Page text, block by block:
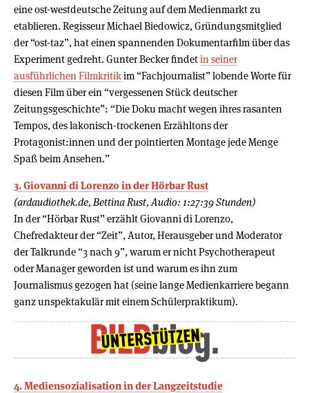
eine ost-westdeutsche Zeitung auf dem Medienmarkt zu
etablieren. Regisseur Michael Biedowicz, Gründungsmitglied
der “ost-taz”, hat einen spannenden Dokumentarfilm über das
Experiment gedreht. Gunter Becker findetin seiner
ausführlichen Filmkritikim “Fachjournalist” lobende Worte für
diesen Film über ein “vergessenen Stück deutscher
Zeitungsgeschichte”: “Die Doku macht wegen ihres rasanten
Tempos, des lakonisch-trockenen Erzähltons der
Protagonist:innen und der pointierten Montage jede Menge
Spaß beim Ansehen.”
3. Giovanni di Lorenzo in der Hörbar Rust
(ardaudiothek.de, Bettina Rust, Audio: 1:27:39 Stunden)
In der “Hörbar Rust” erzählt Giovanni di Lorenzo,
Chefredakteur der “Zeit”, Autor, Herausgeber und Moderator
der Talkrunde “3 nach 9”, warum er nicht Psychotherapeut
oder Manager geworden ist und warum es ihn zum
Journalismus gezogen hat (seine lange Medienkarriere begann
ganz unspektakulär mit einem Schülerpraktikum).
4. Mediensozialisation in der Langzeitstudie